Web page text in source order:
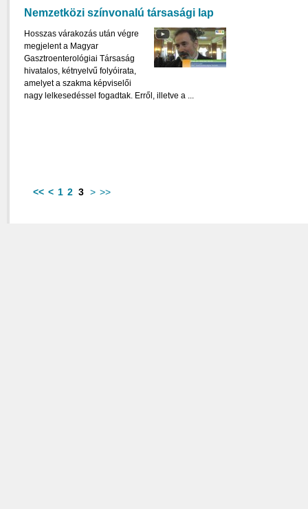
Nemzetközi színvonalú társasági lap
Hosszas várakozás után végre
megjelent a Magyar
Gasztroenterológiai Társaság
hivatalos, kétnyelvű folyóirata,
amelyet a szakma képviselői
nagy lelkesedéssel fogadtak. Erről, illetve a ...
<< < 1 2 3 > >>